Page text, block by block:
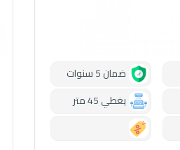
ضمان 5 سنوات
يغطي 45 متر